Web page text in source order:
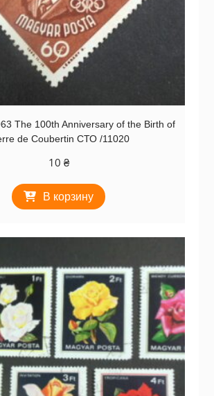
The 100th Anniversary of the Birth of
de Coubertin СТО /11020
10 ₴
В корзину